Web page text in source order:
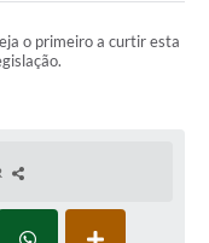
o primeiro a curtir esta